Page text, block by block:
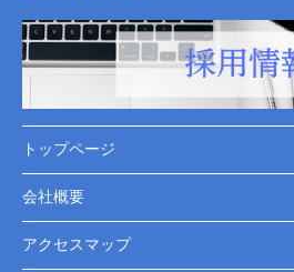
トップページ
会社概要
アクセスマップ